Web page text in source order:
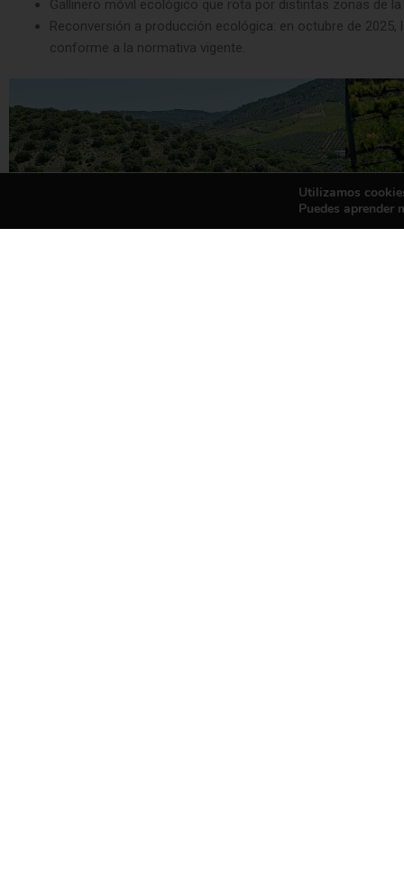
Gallinero móvil ecológico que rota por distintas zonas de la
Reconversión a producción ecológica: en octubre de
conforme a la normativa vigente.
Utilizamos
Puedes